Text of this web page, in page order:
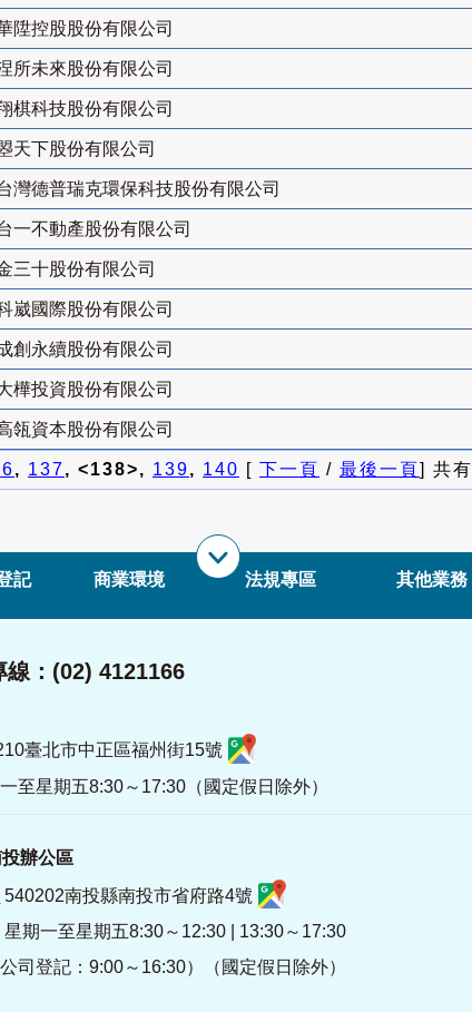
陞控股股份有限公司
所未來股份有限公司
棋科技股份有限公司
天下股份有限公司
灣德普瑞克環保科技股份有限公司
一不動產股份有限公司
三十股份有限公司
崴國際股份有限公司
創永續股份有限公司
樺投資股份有限公司
瓴資本股份有限公司
, 137, <138>, 139, 140 [ 下一頁 / 最後一頁] 共有
記 商業環境 法規專區 其他業務
：(02) 4121166
臺北市中正區福州街15號
至星期五8:30～17:30（國定假日除外）
辦公區
540202南投縣南投市省府路4號
星期一至星期五8:30～12:30 | 13:30～17:30
公司登記：9:00～16:30）（國定假日除外）